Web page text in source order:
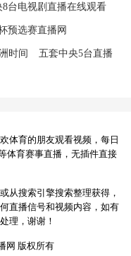
8台电视剧直播在线观看
预选赛直播网
时间 五套中央5台直播
体育的朋友观看视频，每日
体育赛事直播，无插件直接
从搜索引擎搜索整理获得，
直播信号和视频内容，如有
理，谢谢！
网 版权所有